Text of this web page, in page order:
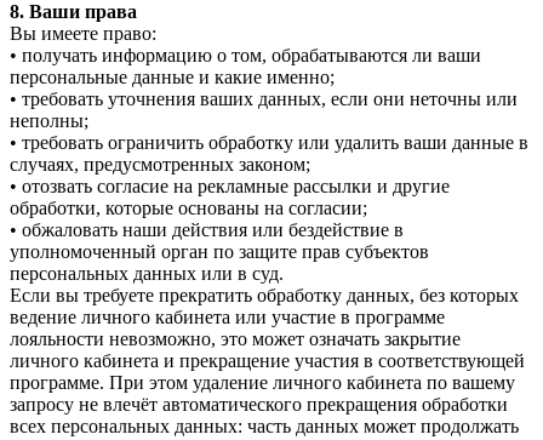
8. Ваши права
Вы имеете право:
• получать информацию о том, обрабатываются ли ваши
персональные данные и какие именно;
• требовать уточнения ваших данных, если они неточны или
неполны;
• требовать ограничить обработку или удалить ваши данные в
случаях, предусмотренных законом;
• отозвать согласие на рекламные рассылки и другие
обработки, которые основаны на согласии;
• обжаловать наши действия или бездействие в
уполномоченный орган по защите прав субъектов
персональных данных или в суд.
Если вы требуете прекратить обработку данных, без которых
ведение личного кабинета или участие в программе
лояльности невозможно, это может означать закрытие
личного кабинета и прекращение участия в соответствующей
программе. При этом удаление личного кабинета по вашему
запросу не влечёт автоматического прекращения обработки
всех персональных данных: часть данных может продолжать